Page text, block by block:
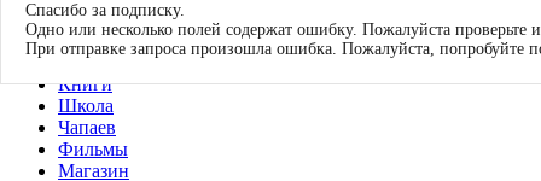
О нас
Журнал
Книги
Школа
Чапаев
Фильмы
Магазин
Спасибо за подписку.
Одно или несколько полей содержат ошибку. Пожалуйста проверьте
При отправке запроса произошла ошибка. Пожалуйста, попробуйте